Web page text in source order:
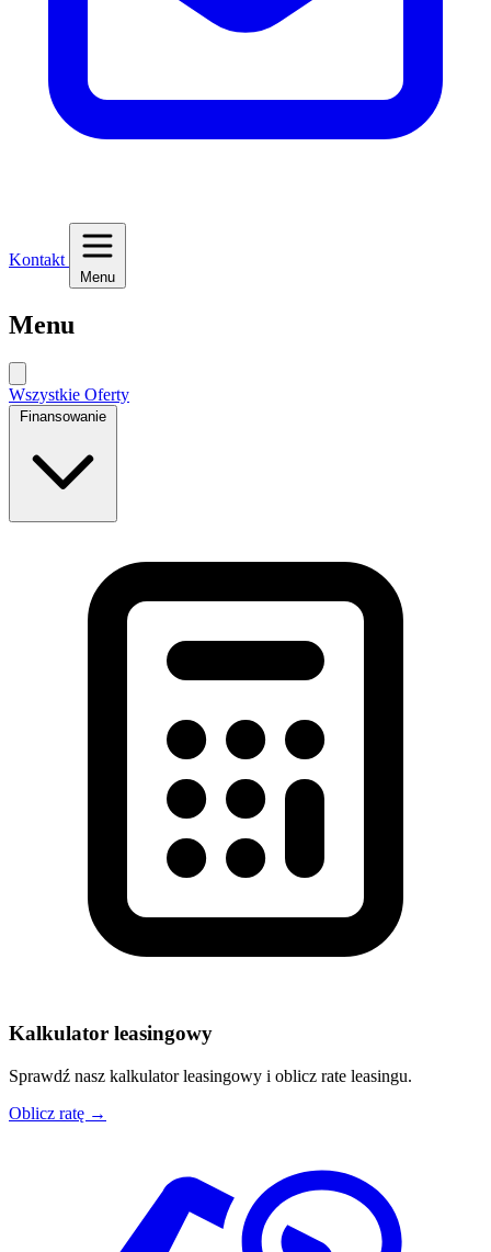
Kontakt
Menu
Menu
Wszystkie Oferty
Finansowanie
Kalkulator leasingowy
Sprawdź nasz kalkulator leasingowy i oblicz rate leasingu.
Oblicz ratę →